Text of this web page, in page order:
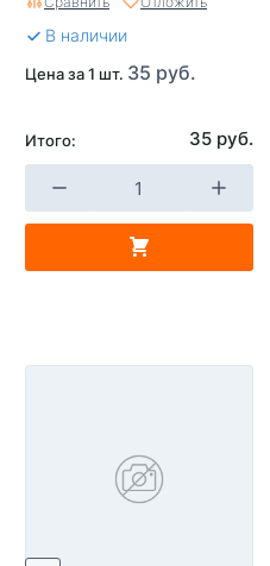
В наличии
Цена за 1 шт. 35 руб.
Итого: 35 руб.